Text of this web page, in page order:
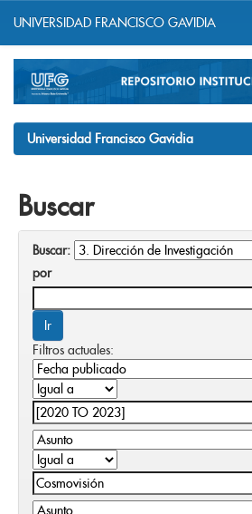
navigation
UNIVERSIDAD FRANCISCO GAVIDIA
Universidad Francisco Gavidia
Buscar
Buscar:
por
Filtros actuales: